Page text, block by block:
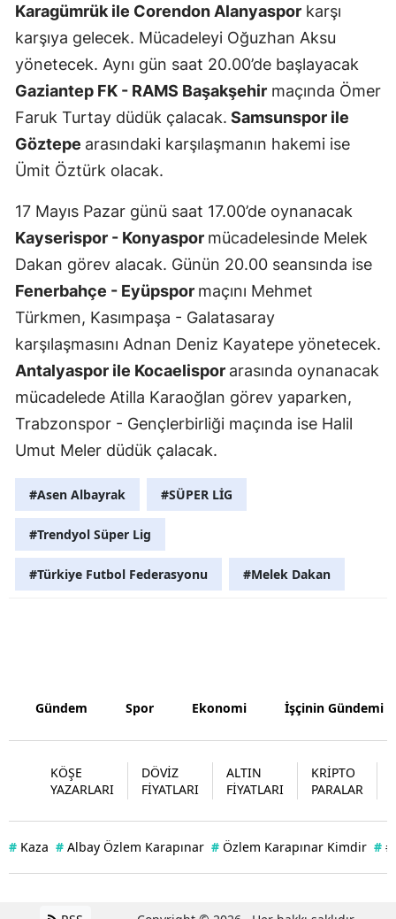
Niğde
Ordu
Rize
Sakarya
Samsun
Sinop
Sivas
Tokat
Trabzon
Tunceli
Yozgat
Zonguldak
Karaman
Kırıkkale
Batman
Bartın
Karagümrük ile Corendon Alanyaspor karşı
karşıya gelecek. Mücadeleyi Oğuzhan Aksu
yönetecek. Aynı gün saat 20.00’de başlayacak
Gaziantep FK - RAMS Başakşehir maçında Ömer
Faruk Turtay düdük çalacak. Samsunspor ile
Göztepe arasındaki karşılaşmanın hakemi ise
Ümit Öztürk olacak.
17 Mayıs Pazar günü saat 17.00’de oynanacak
Kayserispor - Konyaspor mücadelesinde Melek
Dakan görev alacak. Günün 20.00 seansında ise
Fenerbahçe - Eyüpspor maçını Mehmet
Türkmen, Kasımpaşa - Galatasaray
karşılaşmasını Adnan Deniz Kayatepe yönetecek.
Antalyaspor ile Kocaelispor arasında oynanacak
mücadelede Atilla Karaoğlan görev yaparken,
Trabzonspor - Gençlerbirliği maçında ise Halil
Umut Meler düdük çalacak.
#Asen Albayrak #SÜPER LİG
#Trendyol Süper Lig
#Türkiye Futbol Federasyonu #Melek Dakan
Gündem Spor Ekonomi İşçinin Gündemi
KÖŞE
YAZARLARI
DÖVİZ
FİYATLARI
ALTIN
FİYATLARI
KRİPTO
PARALAR
# Kaza # Albay Özlem Karapınar # Özlem Karapınar Kimdir #